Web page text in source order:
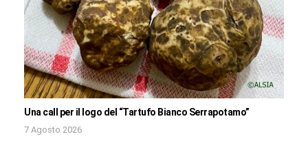
Una call per il logo del “Tartufo Bianco Serrapotamo”
7 Agosto 2026